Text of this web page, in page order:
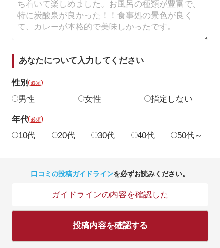
あなたについて入力してください
性別 必須
男性 女性 指定しない
年代 必須
10代 20代 30代 40代 50代～
口コミの投稿ガイドラインを必ずお読みください。
ガイドラインの内容を確認した
投稿内容を確認する